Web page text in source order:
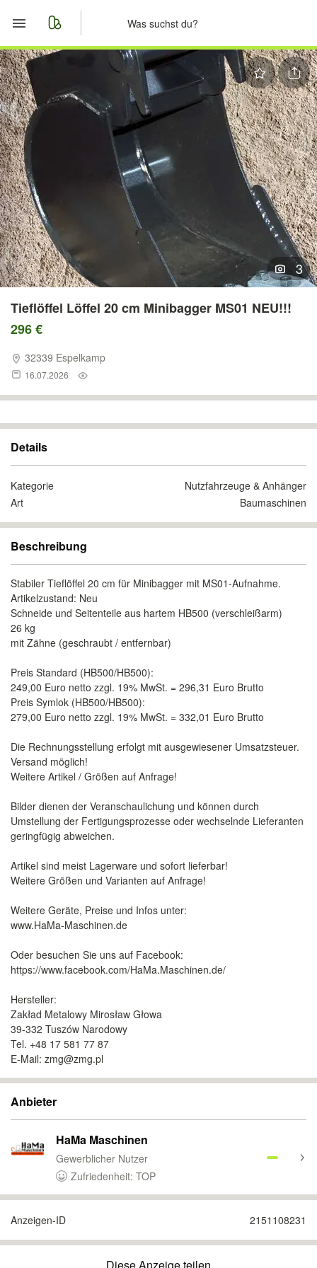
Merkliste
Nachrichten
Anzeige aufgeben
3
Tieflöffel Löffel 20 cm Minibagger MS01 NEU!!!
296 €
32339 Espelkamp
16.07.2026
Details
Kategorie
Nutzfahrzeuge & Anhänger
Art
Baumaschinen
Beschreibung
Stabiler Tieflöffel 20 cm für Minibagger mit MS01-Aufnahme.
Artikelzustand: Neu
Schneide und Seitenteile aus hartem HB500 (verschleißarm)
26 kg
mit Zähne (geschraubt / entfernbar)
Preis Standard (HB500/HB500):
249,00 Euro netto zzgl. 19% MwSt. = 296,31 Euro Brutto
Preis Symlok (HB500/HB500):
279,00 Euro netto zzgl. 19% MwSt. = 332,01 Euro Brutto
Die Rechnungsstellung erfolgt mit ausgewiesener Umsatzsteuer.
Versand möglich!
Weitere Artikel / Größen auf Anfrage!
Bilder dienen der Veranschaulichung und können durch
Umstellung der Fertigungsprozesse oder wechselnde Lieferanten
geringfügig abweichen.
Artikel sind meist Lagerware und sofort lieferbar!
Weitere Größen und Varianten auf Anfrage!
Weitere Geräte, Preise und Infos unter:
www.HaMa-Maschinen.de
Oder besuchen Sie uns auf Facebook:
https://www.facebook.com/HaMa.Maschinen.de/
Hersteller:
Zakład Metalowy Mirosław Głowa
39-332 Tuszów Narodowy
Tel. +48 17 581 77 87
E-Mail: zmg@zmg.pl
Anbieter
HaMa Maschinen
Gewerblicher Nutzer
Zufriedenheit: TOP
Anzeigen-ID 2151108231